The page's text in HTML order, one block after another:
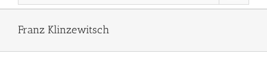
Franz Klinzewitsch